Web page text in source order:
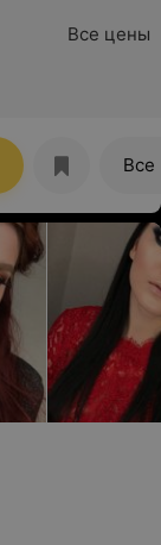
Все цены